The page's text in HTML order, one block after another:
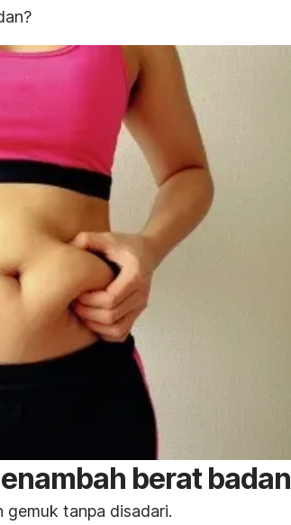
berat badan
gemuk tanpa disadari.